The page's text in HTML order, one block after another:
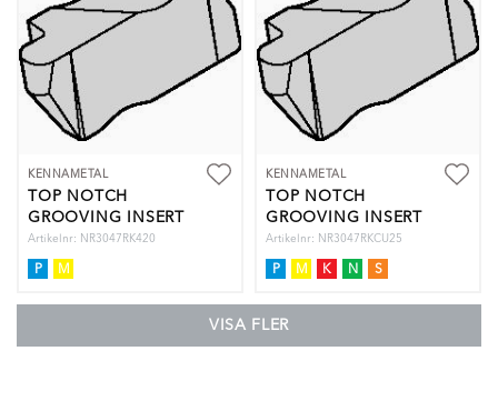
KENNAMETAL
TOP NOTCH
GROOVING INSERT
Artikelnr: NR3047RK420
P M
KENNAMETAL
TOP NOTCH
GROOVING INSERT
Artikelnr: NR3047RKCU25
P M K N S
VISA FLER